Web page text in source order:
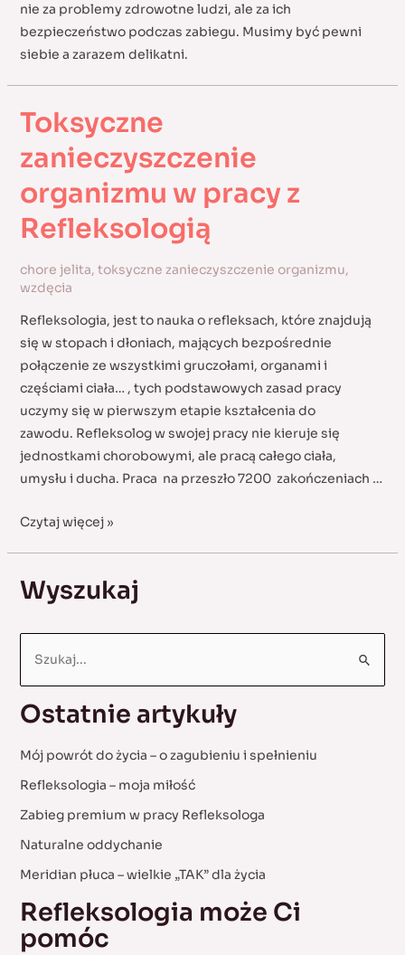
nie za problemy zdrowotne ludzi, ale za ich
bezpieczeństwo podczas zabiegu. Musimy być pewni
siebie a zarazem delikatni.
Toksyczne
zanieczyszczenie
organizmu w pracy z
Refleksologią
chore jelita, toksyczne zanieczyszczenie organizmu,
wzdęcia
Refleksologia, jest to nauka o refleksach, które znajdują
się w stopach i dłoniach, mających bezpośrednie
połączenie ze wszystkimi gruczołami, organami i
częściami ciała… , tych podstawowych zasad pracy
uczymy się w pierwszym etapie kształcenia do
zawodu. Refleksolog w swojej pracy nie kieruje się
jednostkami chorobowymi, ale pracą całego ciała,
umysłu i ducha. Praca na przeszło 7200 zakończeniach …
Toksyczne
w
z
Refleksologią
Czytaj więcej »
Wyszukaj
r
c
o
r
:
Ostatnie artykuły
Mój powrót do życia – o zagubieniu i spełnieniu
Refleksologia – moja miłość
Zabieg premium w pracy Refleksologa
Naturalne oddychanie
Meridian płuca – wielkie „TAK” dla życia
Refleksologia może Ci
pomóc